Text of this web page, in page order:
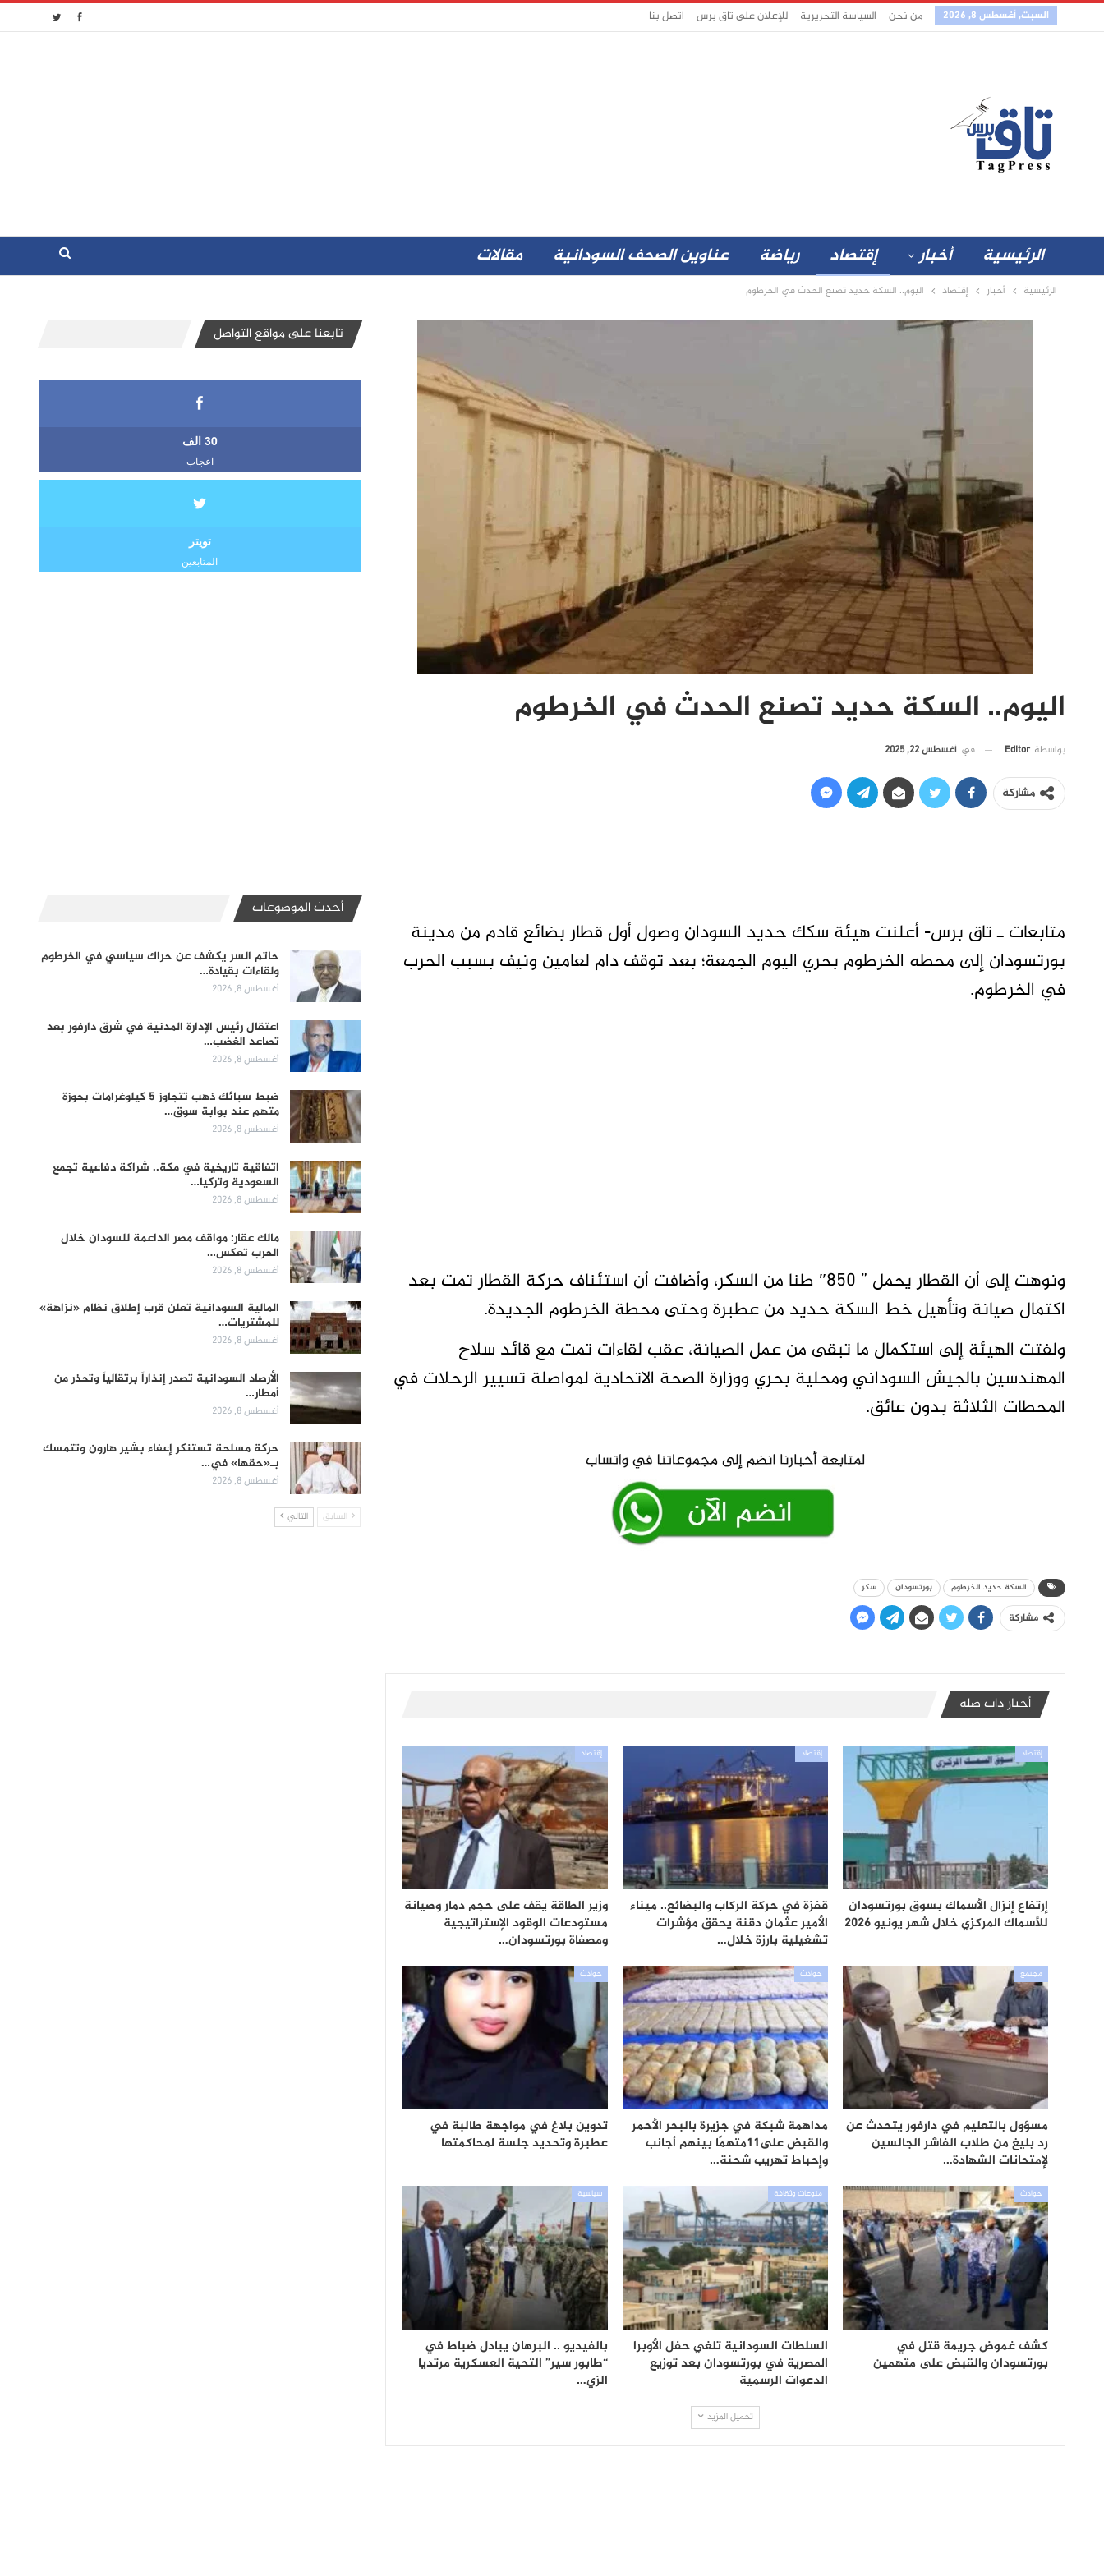
السبت, أغسطس 8, 2026 من نحن السياسة التحريرية للإعلان على تاق برس اتصل بنا
الرئيسية أخبار إقتصاد رياضة عناوين الصحف السودانية مقالات
الرئيسية أخبار إقتصاد اليوم.. السكة حديد تصنع الحدث في الخرطوم
اليوم.. السكة حديد تصنع الحدث في الخرطوم
بواسطة Editor في أغسطس 22, 2025
مشاركة
متابعات ـ تاق برس- أعلنت هيئة سكك حديد السودان وصول أول قطار بضائع قادم من مدينة
بورتسودان إلى محطه الخرطوم بحري اليوم الجمعة؛ بعد توقف دام لعامين ونيف بسبب الحرب
في الخرطوم.
ونوهت إلى أن القطار يحمل ” 850″ طنا من السكر، وأضافت أن استئناف حركة القطار تمت بعد
اكتمال صيانة وتأهيل خط السكة حديد من عطبرة وحتى محطة الخرطوم الجديدة.
ولفتت الهيئة إلى استكمال ما تبقى من عمل الصيانة، عقب لقاءات تمت مع قائد سلاح
المهندسين بالجيش السوداني ومحلية بحري ووزارة الصحة الاتحادية لمواصلة تسيير الرحلات في
المحطات الثلاثة بدون عائق.
السكة حديد الخرطوم بورتسودان سكر
مشاركة
أخبار ذات صلة
إقتصاد
إرتفاع إنزال الأسماك بسوق بورتسودان
للأسماك المركزي خلال شهر يونيو 2026
إقتصاد
قفزة في حركة الركاب والبضائع.. ميناء
الأمير عثمان دقنة يحقق مؤشرات
تشغيلية بارزة خلال…
إقتصاد
وزير الطاقة يقف على حجم دمار وصيانة
مستودعات الوقود الإستراتيجية
ومصفاة بورتسودان…
مجتمع
مسؤول بالتعليم في دارفور يتحدث عن
رد بليغ من طلاب الفاشر الجالسين
لإمتحانات الشهادة…
حوادث
مداهمة شبكة في جزيرة بالبحر الأحمر
والقبض على11متهمًا بينهم أجانب
وإحباط تهريب شحنة…
حوادث
تدوين بلاغ في مواجهة طالبة في
عطبرة وتحديد جلسة لمحاكمتها
حوادث
كشف غموض جريمة قتل في
بورتسودان والقبض على متهمين
منوعات وثقافة
السلطات السودانية تلغي حفل الأوبرا
المصرية في بورتسودان بعد توزيع
الدعوات الرسمية
سياسية
بالفيديو .. البرهان يبادل ضباط في
“طابور سير” التحية العسكرية مرتديا
الزي…
تحميل المزيد
تابعنا على مواقع التواصل
30 الف
اعجاب
تويتر
المتابعين
أحدث الموضوعات
حاتم السر يكشف عن حراك سياسي في الخرطوم
ولقاءات بقيادة…
أغسطس 8, 2026
اعتقال رئيس الإدارة المدنية في شرق دارفور بعد
تصاعد الغضب…
أغسطس 8, 2026
ضبط سبائك ذهب تتجاوز 5 كيلوغرامات بحوزة
متهم عند بوابة سوق…
أغسطس 8, 2026
اتفاقية تاريخية في مكة.. شراكة دفاعية تجمع
السعودية وتركيا…
أغسطس 8, 2026
مالك عقار: مواقف مصر الداعمة للسودان خلال
الحرب تعكس…
أغسطس 8, 2026
المالية السودانية تعلن قرب إطلاق نظام «نزاهة»
للمشتريات…
أغسطس 8, 2026
الأرصاد السودانية تصدر إنذاراً برتقالياً وتحذر من
أمطار…
أغسطس 8, 2026
حركة مسلحة تستنكر إعفاء بشير هارون وتتمسك
بـ«حقها» في…
أغسطس 8, 2026
السابق التالي